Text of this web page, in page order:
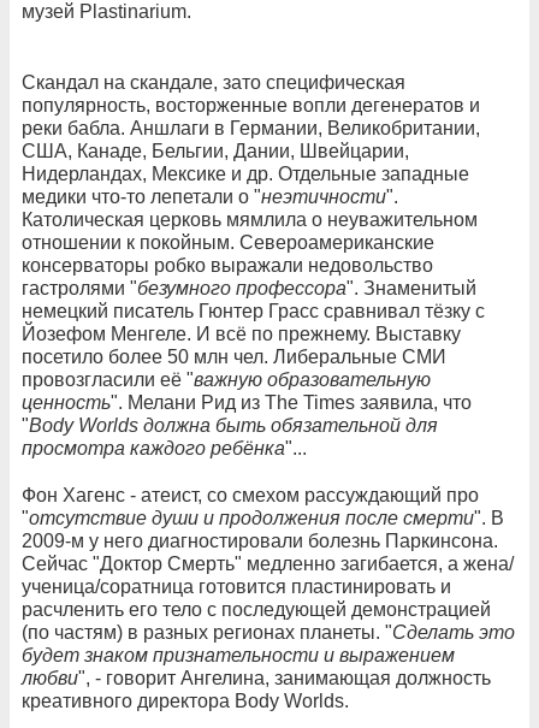
музей Plastinarium.
Скандал на скандале, зато специфическая
популярность, восторженные вопли дегенератов и
реки бабла. Аншлаги в Германии, Великобритании,
США, Канаде, Бельгии, Дании, Швейцарии,
Нидерландах, Мексике и др. Отдельные западные
медики что-то лепетали о "неэтичности".
Католическая церковь мямлила о неуважительном
отношении к покойным. Североамериканские
консерваторы робко выражали недовольство
гастролями "безумного профессора". Знаменитый
немецкий писатель Гюнтер Грасс сравнивал тёзку с
Йозефом Менгеле. И всё по прежнему. Выставку
посетило более 50 млн чел. Либеральные СМИ
провозгласили её "важную образовательную
ценность". Мелани Рид из The Times заявила, что
"Body Worlds должна быть обязательной для
просмотра каждого ребёнка"...
Фон Хагенс - атеист, со смехом рассуждающий про
"отсутствие души и продолжения после смерти". В
2009-м у него диагностировали болезнь Паркинсона.
Сейчас "Доктор Смерть" медленно загибается, а жена/
ученица/соратница готовится пластинировать и
расчленить его тело с последующей демонстрацией
(по частям) в разных регионах планеты. "Сделать это
будет знаком признательности и выражением
любви", - говорит Ангелина, занимающая должность
креативного директора Body Worlds.